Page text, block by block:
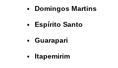
Domingos Martins
Espírito Santo
Guarapari
Itapemirim